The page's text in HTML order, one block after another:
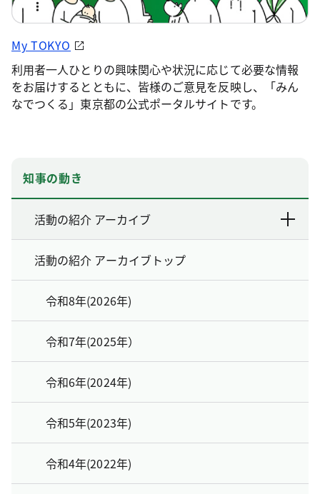
My TOKYO
利用者一人ひとりの興味関心や状況に応じて必要な情報
をお届けするとともに、皆様のご意見を反映し、「みん
なでつくる」東京都の公式ポータルサイトです。
知事の動き
活動の紹介 アーカイブ
活動の紹介 アーカイブトップ
令和8年(2026年)
令和7年(2025年）
令和6年(2024年)
令和5年(2023年)
令和4年(2022年)